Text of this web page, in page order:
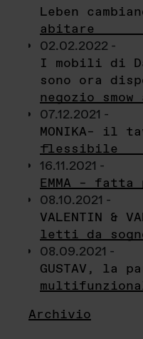
Leben
abitare
02.02.2022 -
I mobili di
sono ora
negozio smow
07.12.2021 -
MONIKA– il
flessibile
16.11.2021 -
EMMA –
08.10.2021 -
VALENTIN &
letti da
08.09.2021 -
GUSTAV, la
Archivio